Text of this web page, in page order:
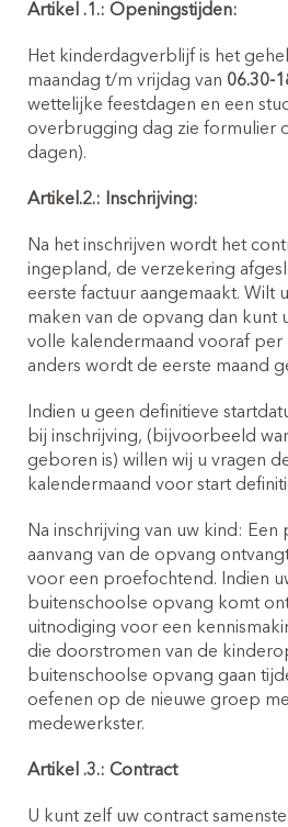
Artikel .1.: Openingstijden:
Het kinderdagverblijf is het
maandag t/m vrijdag van 06.30-
wettelijke feestdagen en een
overbrugging dag zie formulier
dagen).
Artikel.2.: Inschrijving:
Na het inschrijven wordt het
ingepland, de verzekering
eerste factuur aangemaakt. Wilt
maken van de opvang dan kunt
volle kalendermaand vooraf per
anders wordt de eerste maand
Indien u geen definitieve
bij inschrijving, (bijvoorbeeld
geboren is) willen wij u vragen
kalendermaand voor start
Na inschrijving van uw kind:
aanvang van de opvang
voor een proefochtend. Indien
buitenschoolse opvang komt
uitnodiging voor een
die doorstromen van de
buitenschoolse opvang gaan
oefenen op de nieuwe groep
medewerkster.
Artikel .3.: Contract
U kunt zelf uw contract
Inschrijven
(0-4 jaar)
Inschrijven
(2-4 jaar)
Inschrijven
Offerte
Offerte
Offerte